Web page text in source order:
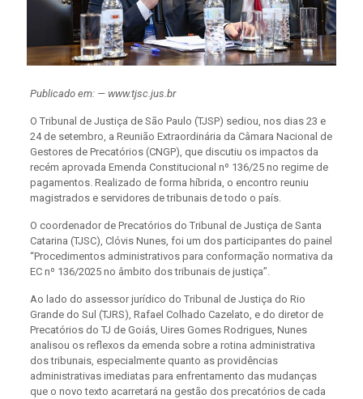
Publicado em: — www.tjsc.jus.br
O Tribunal de Justiça de São Paulo (TJSP) sediou, nos dias 23 e
24 de setembro, a Reunião Extraordinária da Câmara Nacional de
Gestores de Precatórios (CNGP), que discutiu os impactos da
recém aprovada Emenda Constitucional nº 136/25 no regime de
pagamentos. Realizado de forma híbrida, o encontro reuniu
magistrados e servidores de tribunais de todo o país.
O coordenador de Precatórios do Tribunal de Justiça de Santa
Catarina (TJSC), Clóvis Nunes, foi um dos participantes do painel
“Procedimentos administrativos para conformação normativa da
EC nº 136/2025 no âmbito dos tribunais de justiça”.
Ao lado do assessor jurídico do Tribunal de Justiça do Rio
Grande do Sul (TJRS), Rafael Colhado Cazelato, e do diretor de
Precatórios do TJ de Goiás, Uires Gomes Rodrigues, Nunes
analisou os reflexos da emenda sobre a rotina administrativa
dos tribunais, especialmente quanto as providências
administrativas imediatas para enfrentamento das mudanças
que o novo texto acarretará na gestão dos precatórios de cada